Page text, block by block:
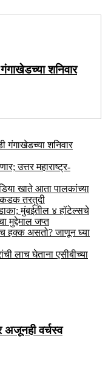
शनिवार
गंगाखेडच्या शनिवार
उत्तर महाराष्ट्र-
खाते आता पालकांच्या
कडक तरतुदी
मुंबईतील ४ हॉटेल्सचे
मुद्देमाल जप्त
हक्क असतो? जाणून घ्या
लाच घेताना एसीबीच्या
वर्चस्व